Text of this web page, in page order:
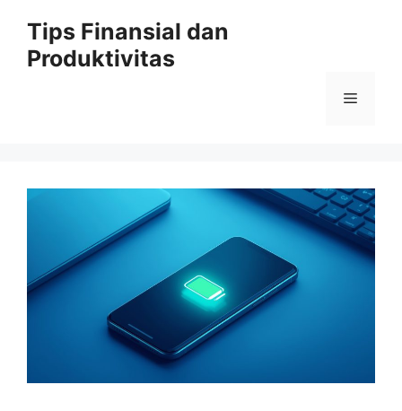
content
Tips Finansial dan
Produktivitas
Menu